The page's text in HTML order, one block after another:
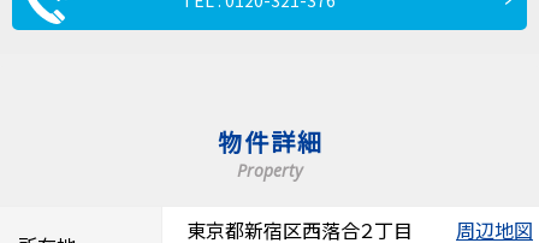
物件詳細
Property
東京都新宿区西落合２丁目
周辺地図